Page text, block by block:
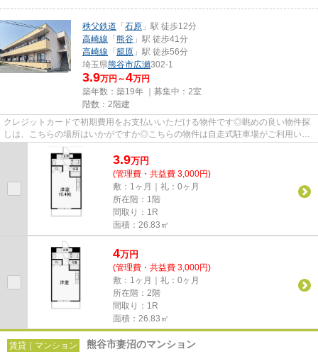
秩父鉄道 「 石原 」駅 徒歩12分
高崎線 「 熊谷 」駅 徒歩41分
高崎線 「 籠原 」駅 徒歩56分
埼玉県熊谷市広瀬302-1
3.9万円～4万円
築年数：築19年 ｜募集中： 2室
階数：2階建
クレジットカードで初期費用をお支払いいただける物件です◎眺めの良い物件探
しは、こちらの場所はいかがですか◎こちらの物件は自走式駐車場がご利用いた
だけます◎こちらの物件は家賃3....
3.9万円
(管理費・共益費 3,000円)
敷：1ヶ月｜礼：0ヶ月
所在階：1階
間取り：1R
面積：26.83㎡
4万円
(管理費・共益費 3,000円)
敷：1ヶ月｜礼：0ヶ月
所在階：2階
間取り：1R
面積：26.83㎡
賃貸｜マンション 熊谷市妻沼のマンション